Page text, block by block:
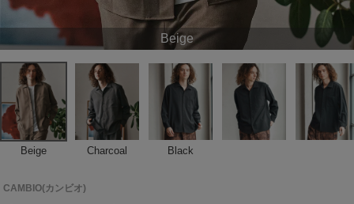
Beige
Beige Charcoal Black
CAMBIO(カンビオ)